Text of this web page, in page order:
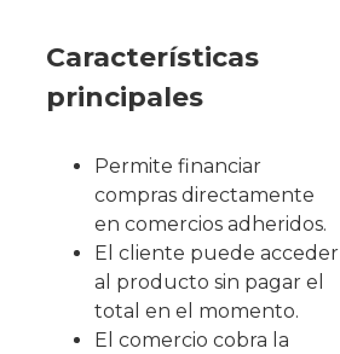
Características
principales
Permite financiar
compras directamente
en comercios adheridos.
El cliente puede acceder
al producto sin pagar el
total en el momento.
El comercio cobra la